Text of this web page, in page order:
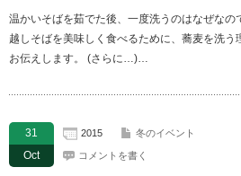
温かいそばを茹でた後、一度洗うのはなぜなの
越しそばを美味しく食べるために、蕎麦を洗う
お伝えします。 (さらに…)…
31
Oct
2015 冬のイベント
コメントを書く